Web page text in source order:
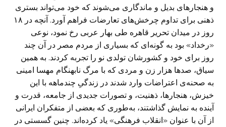
و هنجارهای بدیل و ماندگاری می‌شوند که خود می‌تواند بستری
ذهنی برای تداوم چرخش‌های تعارضات فراهم آورد. آنچه در ۱۸
روز در میدان تحریر قاهره طی بهار عربی رخ نمود، نوعی
«رخداد» بود به گونه‌ای که بسیاری از مردم مصر در آن چند
روز برای خود و کشورشان تولدی نو را تجربه کردند. به همین
سیاق، صدها هزار زن و مردی که با مرگ نابهنگام مهسا امینی
به صحنه‌ی اعتراضات وارد شدند در زندگیِ چندماهه با این
خیزش، هنجارها، ذهنیت، و تصورات جدیدی از جامعه، قدرت و
آینده به نمایش گذاشتند، به‌طوری که بعضی از متفکران ایرانی
از آن با عنوان «انقلاب فرهنگی» یاد کرده‌اند. چنین گسستی در